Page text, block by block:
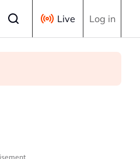
Live Log in